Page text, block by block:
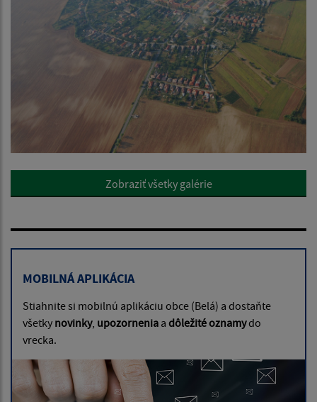
Zobraziť všetky galérie
MOBILNÁ APLIKÁCIA
Stiahnite si mobilnú aplikáciu obce (Belá) a dostaňte
všetky novinky, upozornenia a dôležité oznamydo
vrecka.